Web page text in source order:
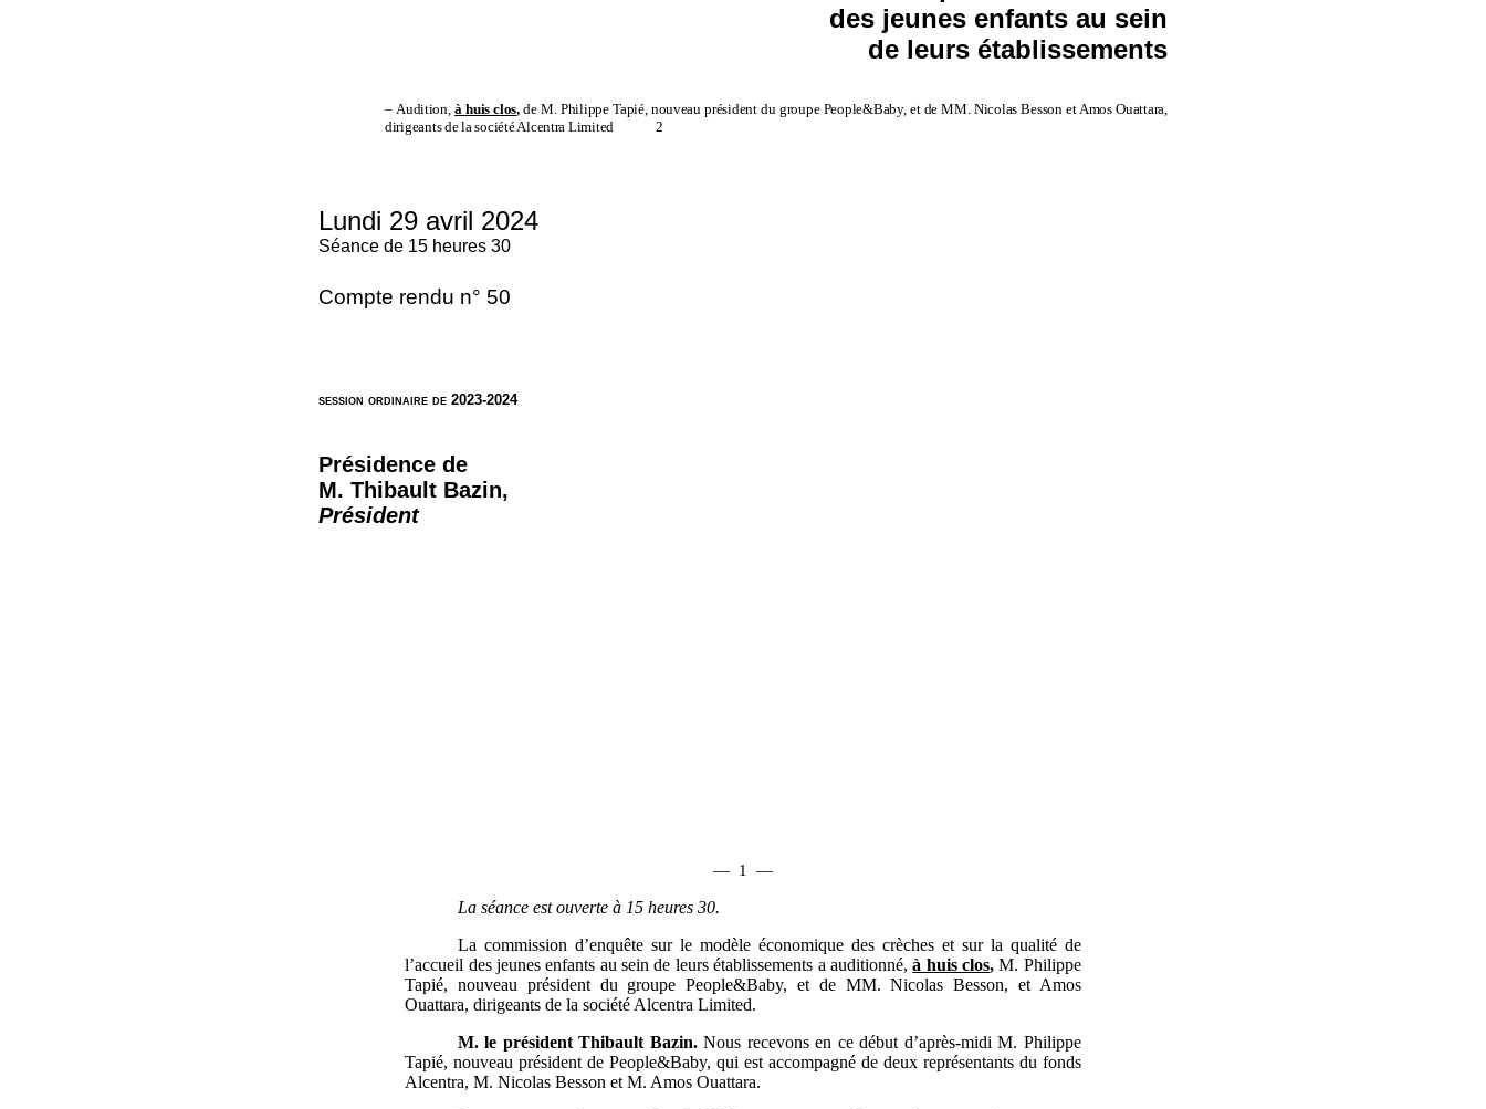
des jeunes enfants au sein
de leurs établissements
– Audition, à huis clos,de M. Philippe Tapié, nouveau président du groupe People&Baby, et de MM. Nicolas Besson et Amos Ouattara,
dirigeants de la société Alcentra Limited
2
Lundi 29 avril 2024
Séance de 15 heures 30
Compte rendu n° 50
session ordinaire de 2023-2024
Présidence de
M. Thibault Bazin,
Président
— 1 —
La séance est ouverte à 15 heures 30.
La commission d’enquête sur le modèle économique des crèches et sur la qualité de
l’accueil des jeunes enfants au sein de leurs établissements a auditionné,à huis clos,M. Philippe
Tapié, nouveau président du groupe People&Baby, et de MM. Nicolas Besson, et Amos
Ouattara, dirigeants de la société Alcentra Limited.
M. le président Thibault Bazin.Nous recevons en ce début d’après-midi M. Philippe
Tapié, nouveau président de People&Baby, qui est accompagné de deux représentants du fonds
Alcentra, M. Nicolas Besson et M. Amos Ouattara.